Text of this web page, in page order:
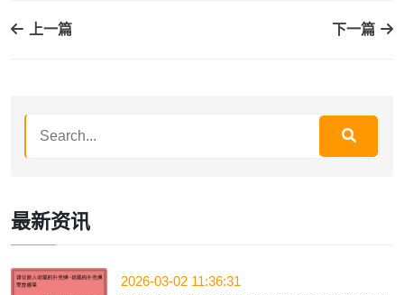
上一篇 下一篇
最新资讯
2026-03-02 11:36:31